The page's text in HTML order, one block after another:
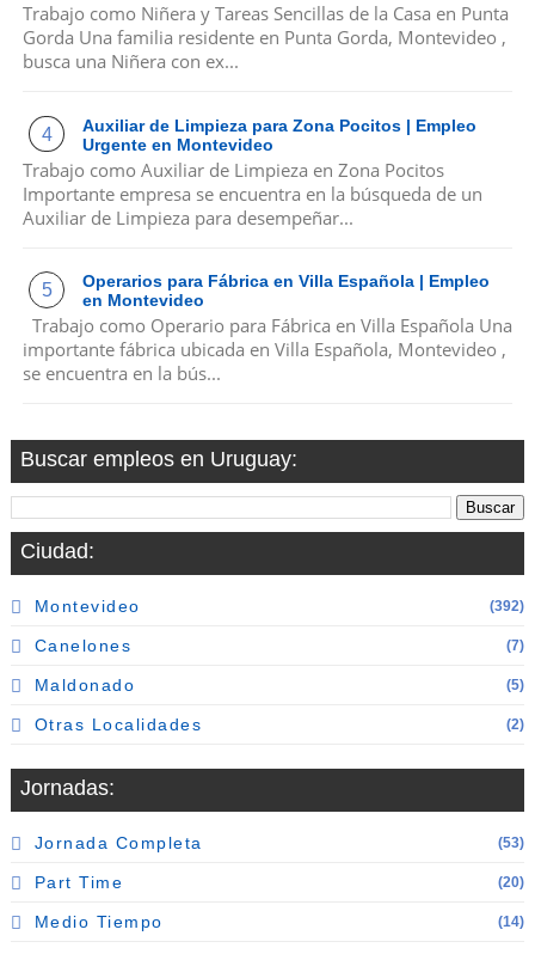
Trabajo como Niñera y Tareas Sencillas de la Casa en Punta
Gorda Una familia residente en Punta Gorda, Montevideo ,
busca una Niñera con ex...
Auxiliar de Limpieza para Zona Pocitos | Empleo
Urgente en Montevideo
Trabajo como Auxiliar de Limpieza en Zona Pocitos
Importante empresa se encuentra en la búsqueda de un
Auxiliar de Limpieza para desempeñar...
Operarios para Fábrica en Villa Española | Empleo
en Montevideo
Trabajo como Operario para Fábrica en Villa Española Una
importante fábrica ubicada en Villa Española, Montevideo ,
se encuentra en la bús...
Buscar empleos en Uruguay:
Ciudad:
Montevideo (392)
Canelones (7)
Maldonado (5)
Otras Localidades (2)
Jornadas:
Jornada Completa (53)
Part Time (20)
Medio Tiempo (14)